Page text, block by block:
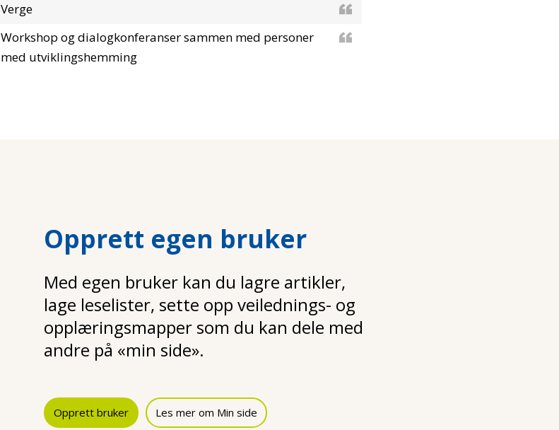
Verge
Workshop og dialogkonferanser sammen med personer
med utviklingshemming
Opprett egen bruker
Med egen bruker kan du lagre artikler,
lage leselister, sette opp veilednings- og
opplæringsmapper som du kan dele med
andre på «min side».
Opprett bruker Les mer om Min side